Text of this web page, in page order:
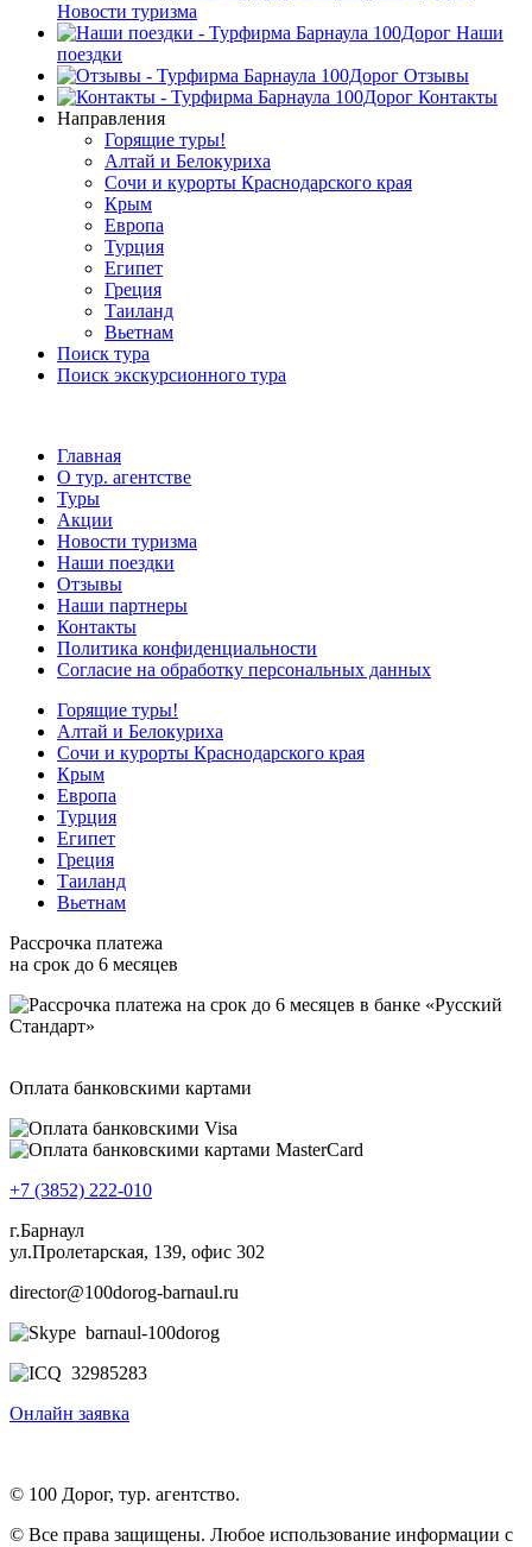
Новости туризма
Наши
поездки
Отзывы
Контакты
Направления
Горящие туры!
Алтай и Белокуриха
Сочи и курорты Краснодарского края
Крым
Европа
Турция
Египет
Греция
Таиланд
Вьетнам
Поиск тура
Поиск экскурсионного тура
Главная
О тур. агентстве
Туры
Акции
Новости туризма
Наши поездки
Отзывы
Наши партнеры
Контакты
Политика конфиденциальности
Согласие на обработку персональных данных
Горящие туры!
Алтай и Белокуриха
Сочи и курорты Краснодарского края
Крым
Европа
Турция
Египет
Греция
Таиланд
Вьетнам
Рассрочка платежа
на срок до 6 месяцев
Оплата банковскими картами
+7 (3852) 222-010
г.Барнаул
ул.Пролетарская, 139, офис 302
director@100dorog-barnaul.ru
barnaul-100dorog
32985283
Онлайн заявка
© 100 Дорог, тур. агентство.
© Все права защищены. Любое использование информации с